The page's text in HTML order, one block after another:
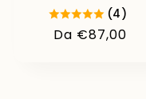
(4)
Prezzo
Da €87,00